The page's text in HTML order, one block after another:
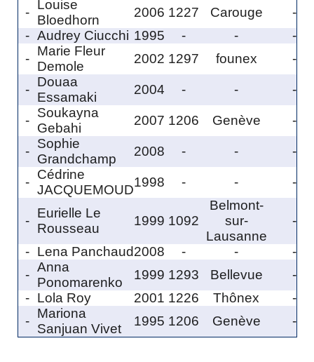
-
Louise
Bloedhorn
2006 1227 Carouge
-
- Audrey Ciucchi 1995 - -
-
-
Marie Fleur
Demole
2002 1297 founex -
-
Douaa
Essamaki
2004 - - -
-
Soukayna
Gebahi
2007 1206 Genève -
-
Sophie
Grandchamp
2008 - - -
-
Cédrine
JACQUEMOUD
1998 - - -
-
Eurielle Le
Rousseau
1999 1092
Belmont-
sur-
Lausanne
-
- Lena Panchaud2008 - -
-
-
Anna
Ponomarenko
1999 1293 Bellevue
-
- Lola Roy 2001 1226 Thônex
-
-
Mariona
Sanjuan Vivet
1995 1206 Genève -